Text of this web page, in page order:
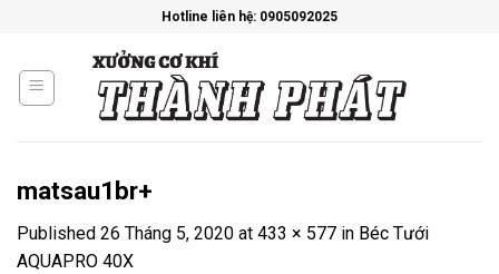
content
Hotline liên hệ: 0905092025
matsau1br+
Published 26 Tháng 5, 2020 at 433 × 577 in Béc Tưới
AQUAPRO 40X